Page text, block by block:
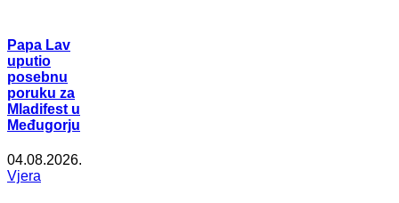
Papa Lav
uputio
posebnu
poruku za
Mladifest u
Međugorju
04.08.2026.
Vjera